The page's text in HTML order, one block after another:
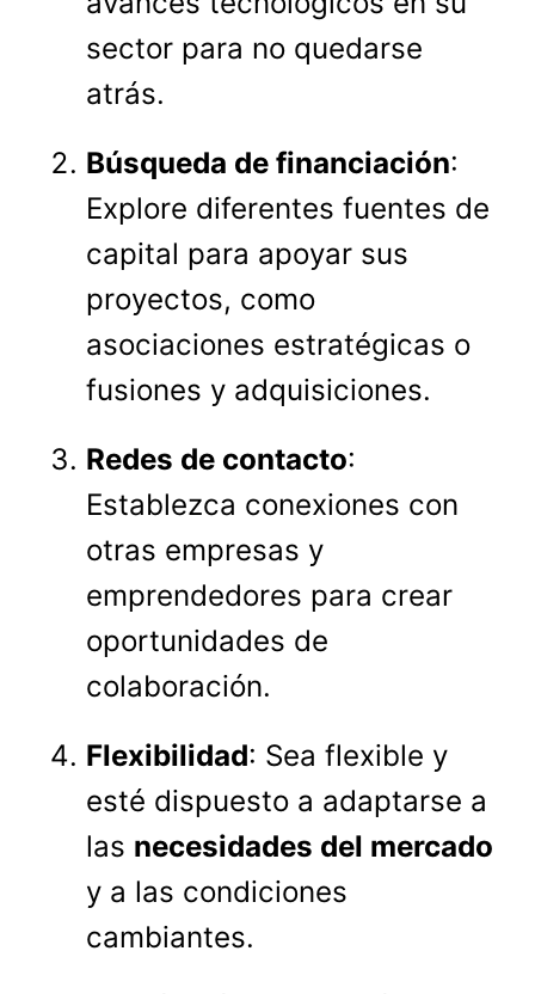
sector para no quedarse
atrás.
Búsqueda de financiación:
Explore diferentes fuentes de
capital para apoyar sus
proyectos, como
asociaciones estratégicas o
fusiones y adquisiciones.
Redes de contacto:
Establezca conexiones con
otras empresas y
emprendedores para crear
oportunidades de
colaboración.
Flexibilidad: Sea flexible y
esté dispuesto a adaptarse a
las necesidades del mercado
y a las condiciones
cambiantes.